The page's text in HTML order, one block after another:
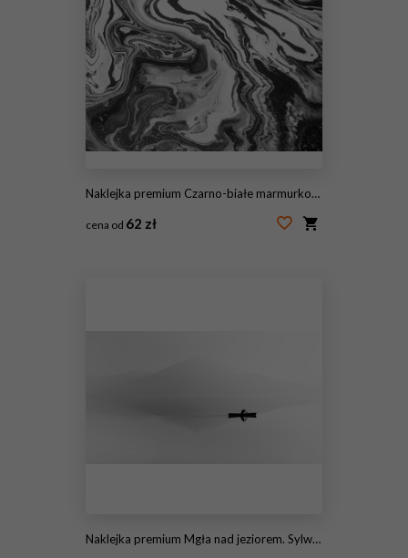
Naklejka premium Czarno-białe marmurkowe tło
cena od 62 zł
Naklejka premium Mgła nad jeziorem. Sylwetka gór w tle. Mężczyzna unosi się w łodzi z wiosłem. Czarny i biały